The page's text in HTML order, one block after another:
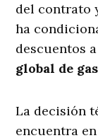
del contrato
ha
descuentos
global de
La decisión
encuentra